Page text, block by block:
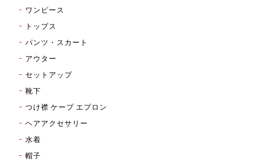
ワンピース
トップス
パンツ・スカート
アウター
セットアップ
靴下
つけ襟 ケープ エプロン
ヘアアクセサリー
水着
帽子